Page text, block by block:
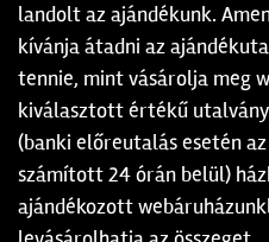
landolt az ajándékunk.
kívánja átadni az
tennie, mint vásárolja meg
kiválasztott értékű
(banki előreutalás esetén
számított 24 órán belül)
ajándékozott